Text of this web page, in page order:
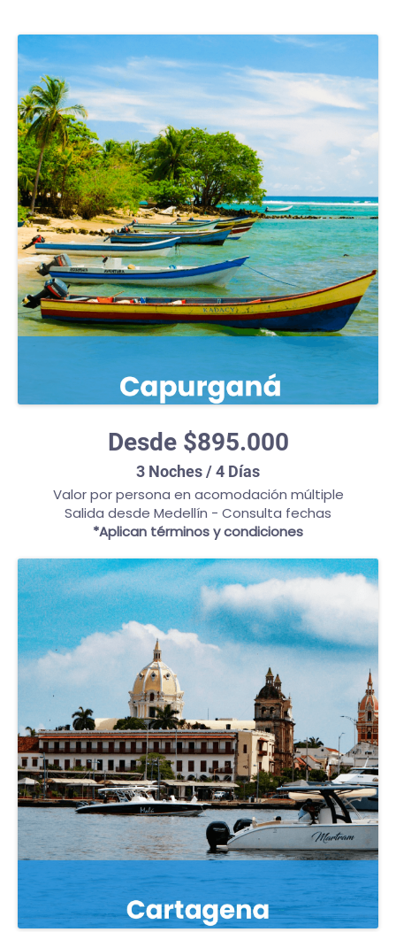
Desde $895.000
3 Noches / 4 Días
Valor por persona en acomodación múltiple
Salida desde Medellín - Consulta fechas
*Aplican términos y condiciones